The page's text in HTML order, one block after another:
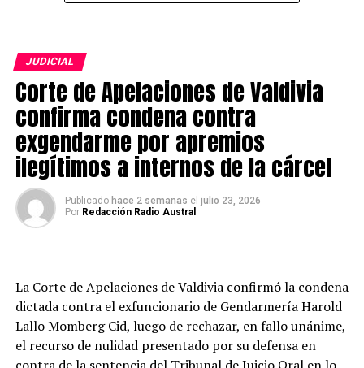
Sección de Investigación Policial (SIP) de Carabineros,
cuyo trabajo permitió identificar a los presuntos
responsables mediante el análisis de cámaras de
seguridad y el cruce de diversos antecedentes
recopilados durante la investigación.
Los tres detenidos comparecieron este viernes ante el
Juzgado de Garantía de Río Bueno para el control de
detención. Sin embargo, a petición del Ministerio
estime pertinentes.
Post Views: 4
JUDICIAL
Corte de Apelaciones de Valdivia
confirma condena contra
exgendarme por apremios
ilegítimos a internos de la cárcel
Publicado hace 2 semanas el julio 23, 2026
Por Redacción Radio Austral
La Corte de Apelaciones de Valdivia confirmó la condena
dictada contra el exfuncionario de Gendarmería Harold
Lallo Momberg Cid, luego de rechazar, en fallo unánime,
el recurso de nulidad presentado por su defensa en